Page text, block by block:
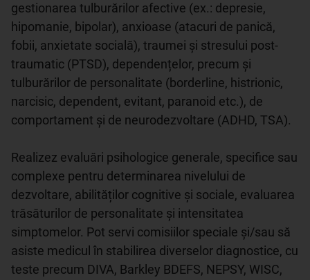
gestionarea tulburărilor afective (ex.: depresie,
hipomanie, bipolar), anxioase (atacuri de panică,
fobii, anxietate socială), traumei și stresului post-
traumatic (PTSD), dependențelor, precum și
tulburărilor de personalitate (borderline, histrionic,
narcisic, dependent, evitant, paranoid etc.), de
comportament și de neurodezvoltare (ADHD, TSA).
Realizez evaluări psihologice generale, specifice sau
complexe pentru determinarea nivelului de
dezvoltare, abilităților cognitive și sociale, evaluarea
trăsăturilor de personalitate și intensitatea
simptomelor. Pot servi comisiilor speciale și/sau să
asiste medicul în stabilirea diverselor diagnostice, cu
teste precum DIVA, Barkley BDEFS, NEPSY, WISC,